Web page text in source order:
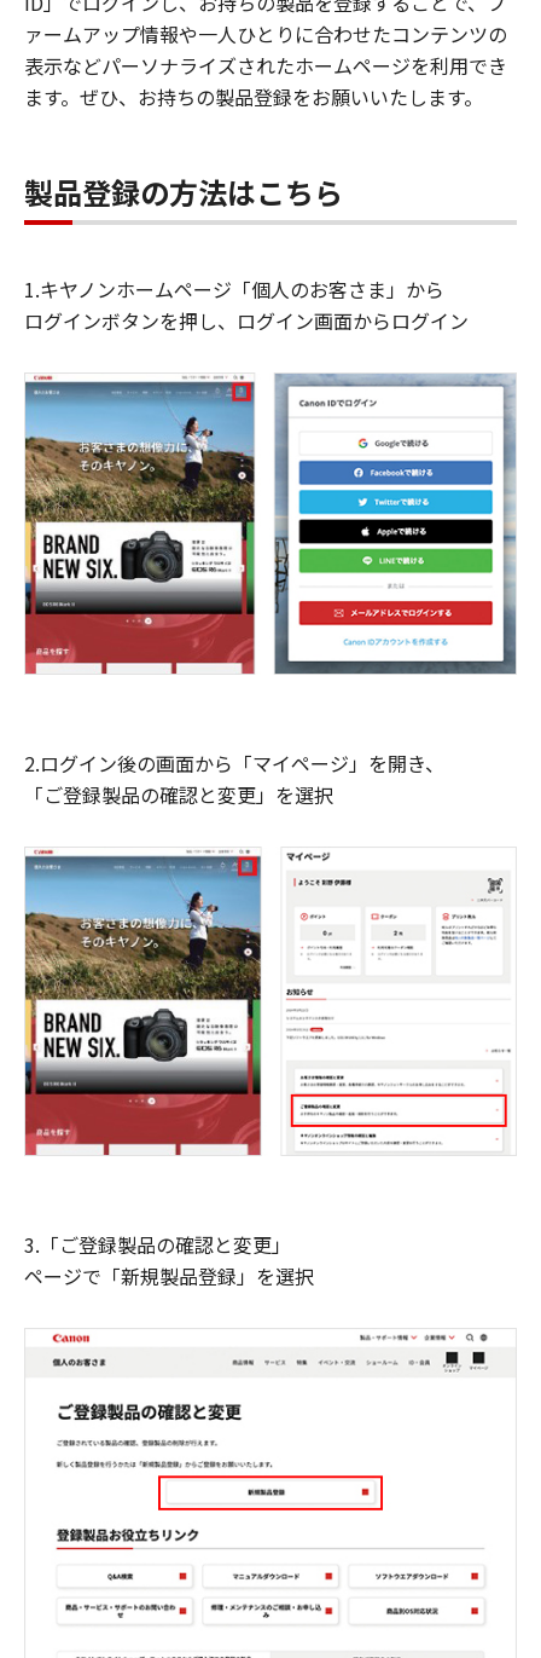
ァームアップ情報や一人ひとりに合わせたコンテンツの
表示などパーソナライズされたホームページを利用でき
ます。ぜひ、お持ちの製品登録をお願いいたします。
製品登録の方法はこちら
1.キヤノンホームページ「個人のお客さま」から
ログインボタンを押し、ログイン画面からログイン
2.ログイン後の画面から「マイページ」を開き、
「ご登録製品の確認と変更」を選択
3.「ご登録製品の確認と変更」
ページで「新規製品登録」を選択